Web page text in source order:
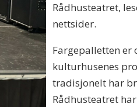
Rådhusteatret,
nettsider.
Fargepalletten er
kulturhusenes
tradisjonelt har
Rådhusteatret